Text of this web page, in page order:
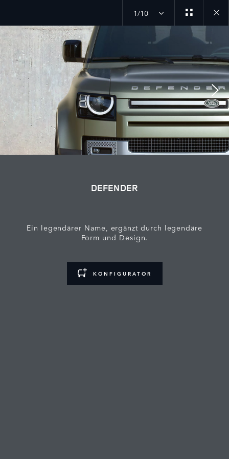
1/10
Close
gallery
DEFENDER
Ein legendärer Name, ergänzt durch legendäre
Form und Design.
KONFIGURATOR